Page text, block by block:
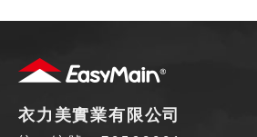
衣力美實業有限公司